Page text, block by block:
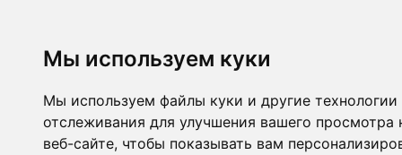
Мы используем куки
Мы используем файлы куки и другие технологии
отслеживания для улучшения вашего просмотра
веб-сайте, чтобы показывать вам